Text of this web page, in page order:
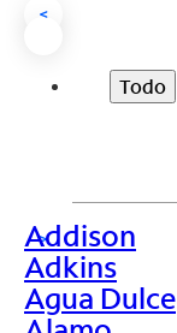
<
Todo
>
Addison
Adkins
Agua Dulce